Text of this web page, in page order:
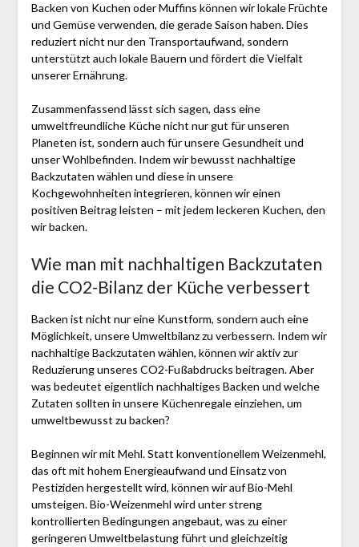
Backen von Kuchen oder Muffins können wir lokale Früchte
und Gemüse verwenden, die gerade Saison haben. Dies
reduziert nicht nur den Transportaufwand, sondern
unterstützt auch lokale Bauern und fördert die Vielfalt
unserer Ernährung.
Zusammenfassend lässt sich sagen, dass eine
umweltfreundliche Küche nicht nur gut für unseren
Planeten ist, sondern auch für unsere Gesundheit und
unser Wohlbefinden. Indem wir bewusst nachhaltige
Backzutaten wählen und diese in unsere
Kochgewohnheiten integrieren, können wir einen
positiven Beitrag leisten – mit jedem leckeren Kuchen, den
wir backen.
Wie man mit nachhaltigen Backzutaten
die CO2-Bilanz der Küche verbessert
Backen ist nicht nur eine Kunstform, sondern auch eine
Möglichkeit, unsere Umweltbilanz zu verbessern. Indem wir
nachhaltige Backzutaten wählen, können wir aktiv zur
Reduzierung unseres CO2-Fußabdrucks beitragen. Aber
was bedeutet eigentlich nachhaltiges Backen und welche
Zutaten sollten in unsere Küchenregale einziehen, um
umweltbewusst zu backen?
Beginnen wir mit Mehl. Statt konventionellem Weizenmehl,
das oft mit hohem Energieaufwand und Einsatz von
Pestiziden hergestellt wird, können wir auf Bio-Mehl
umsteigen. Bio-Weizenmehl wird unter streng
kontrollierten Bedingungen angebaut, was zu einer
geringeren Umweltbelastung führt und gleichzeitig